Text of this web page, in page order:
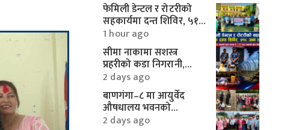
फेमिली डेन्टल र रोटरीको
सहकार्यमा दन्त शिविर, ५१८
जनाले पाए निःशुल्क सेवा
1 hour ago
सीमा नाकामा सशस्त्र
प्रहरीको कडा निगरानी,
करिब १० लाखका
मोटरपार्ट्स बरामद
2 days ago
बाणगंगा–८ मा आयुर्वेद
औषधालय भवनको
शिलान्यास सम्पन्न
2 days ago